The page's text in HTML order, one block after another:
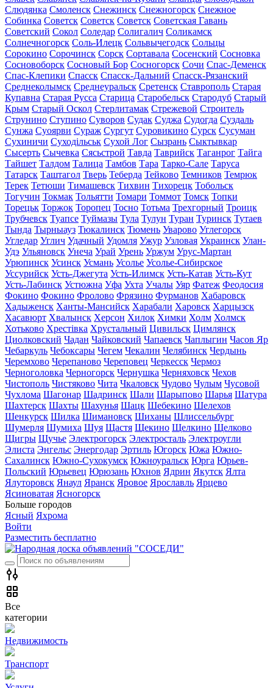
Слюдянка Смоленск Снежинск Снежногорск Снежное
Собинка Советск Советск Советск Советская Гавань
Советский Сокол Соледар Солигалич Соликамск
Солнечногорск Соль-Илецк Сольвычегодск Сольцы
Сорокино Сорочинск Сорск Сортавала Сосенский Сосновка
Сосновоборск Сосновый Бор Сосногорск Сочи Спас-Деменск
Спас-Клепики Спасск Спасск-Дальний Спасск-Рязанский
Среднеколымск Среднеуральск Сретенск Ставрополь Старая
Купавна Старая Русса Старица Старобельск Стародуб Старый
Крым Старый Оскол Стерлитамак Стрежевой Строитель
Струнино Ступино Суворов Судак Суджа Судогда Суздаль
Сунжа Суоярви Сураж Сургут Суровикино Сурск Сусуман
Сухиничи Суходільськ Сухой Лог Сызрань Сыктывкар
Сысерть Сычевка Сясьстрой Тавда Таврийск Таганрог Тайга
Тайшет Талдом Талица Тамбов Тара Тарко-Сале Таруса
Татарск Таштагол Тверь Теберда Тейково Темников Темрюк
Терек Тетюши Тимашевск Тихвин Тихорецк Тобольск
Тогучин Токмак Тольятти Томари Томмот Томск Топки
Торецьк Торжок Торопец Тосно Тотьма Трехгорный Троицк
Трубчевск Туапсе Туймазы Тула Тулун Туран Туринск Тутаев
Тында Тырныауз Тюкалинск Тюмень Уварово Углегорск
Угледар Углич Удачный Удомля Ужур Узловая Украинск Улан-
Удэ Ульяновск Унеча Урай Урень Уржум Урус-Мартан
Урюпинск Усинск Усмань Усолье Усолье-Сибирское
Уссурийск Усть-Джегута Усть-Илимск Усть-Катав Усть-Кут
Усть-Лабинск Устюжна Уфа Ухта Учалы Уяр Фатеж Феодосия
Фокино Фокино Фролово Фрязино Фурманов Хабаровск
Хадыженск Ханты-Мансийск Харабали Харовск Харцызск
Хасавюрт Хвалынск Херсон Хилок Химки Холм Холмск
Хотьково Хрестівка Хрустальный Цивильск Цимлянск
Циолковский Чадан Чайковский Чапаевск Чаплыгин Часов Яр
Чебаркуль Чебоксары Чегем Чекалин Челябинск Чердынь
Черемхово Черепаново Череповец Черкесск Чермоз
Черноголовка Черногорск Чернушка Черняховск Чехов
Чистополь Чистяково Чита Чкаловск Чудово Чулым Чусовой
Чухлома Шагонар Шадринск Шали Шарыпово Шарья Шатура
Шахтерск Шахты Шахунья Шацк Шебекино Шелехов
Шенкурск Шилка Шимановск Шиханы Шлиссельбург
Шумерля Шумиха Шуя Щастя Щекино Щелкино Щелково
Щигры Щучье Электрогорск Электросталь Электроугли
Элиста Энгельс Энергодар Эртиль Югорск Южа Южно-
Сахалинск Южно-Сухокумск Южноуральск Юрга Юрьев-
Польский Юрьевец Юрюзань Юхнов Ядрин Якутск Ялта
Ялуторовск Янаул Яранск Яровое Ярославль Ярцево
Ясиноватая Ясногорск
Больше городов
Ясный Яхрома
Войти
Разместить бесплатно
Все
категории
Недвижимость
Транспорт